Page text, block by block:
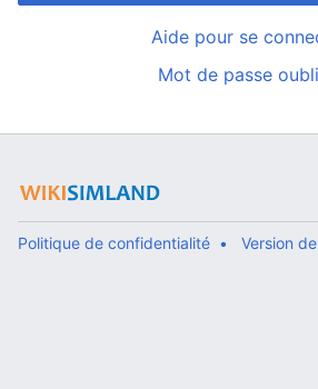
Aide pour se
Mot de passe
Politique de confidentialité Version